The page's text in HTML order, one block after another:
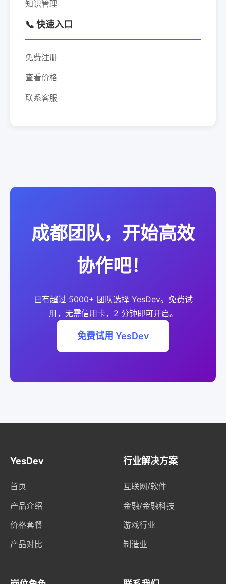
知识管理
📞 快速入口
免费注册
查看价格
联系客服
成都团队，开始高效
协作吧！
已有超过 5000+ 团队选择 YesDev。免费试
用，无需信用卡，2 分钟即可开启。
免费试用 YesDev
YesDev
首页
产品介绍
价格套餐
产品对比
行业解决方案
互联网/软件
金融/金融科技
游戏行业
制造业